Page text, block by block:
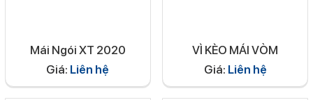
Mái Ngói XT 2020
Giá: Liên hệ
VÌ KÈO MÁI VÒM
Giá: Liên hệ